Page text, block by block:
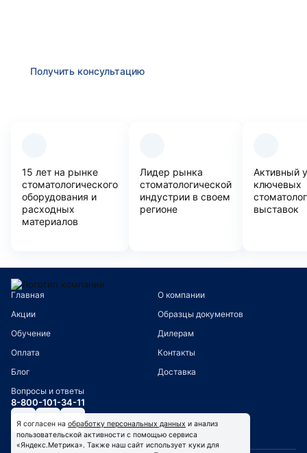
Получить консультацию
15 лет на рынке
стоматологического
оборудования и
расходных
материалов
Лидер рынка
стоматологической
индустрии в своем
регионе
Активный
ключевых
выставок
Главная
О компании
Акции
Образцы документов
Обучение
Дилерам
Оплата
Контакты
Блог
Доставка
Вопросы и ответы
8-800-101-34-11
Я согласен на обработку персональных данных и анализ
пользовательской активности с помощью сервиса
«Яндекс.Метрика». Также наш сайт использует куки для